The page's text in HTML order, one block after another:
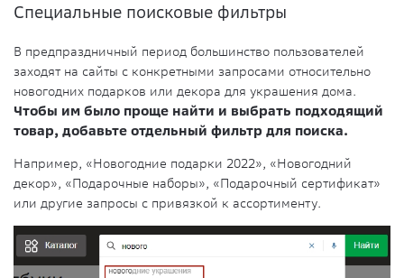
Специальные поисковые фильтры
В предпраздничный период большинство пользователей
заходят на сайты с конкретными запросами относительно
новогодних подарков или декора для украшения дома.
Чтобы им было проще найти и выбрать подходящий
товар, добавьте отдельный фильтр для поиска.
Например, «Новогодние подарки 2022», «Новогодний
декор», «Подарочные наборы», «Подарочный сертификат»
или другие запросы с привязкой к ассортименту.